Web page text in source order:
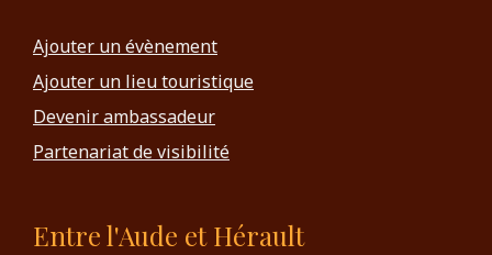
Ajouter un évènement
Ajouter un lieu touristique
Devenir ambassadeur
Partenariat de visibilité
Entre l'Aude et Hérault